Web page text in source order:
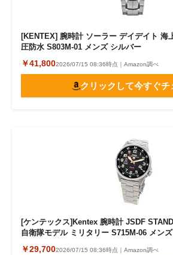
[KENTEX] 腕時計 ソーラー デイデイト 海
圧防水 S803M-01 メンズ シルバー
￥41,8002026/07/15 08:36時点｜Amazon調べ
クリックして今すぐチ
[ケンテックス]Kentex 腕時計 JSDF
自衛隊モデル ミリタリー S715M-06 メンズ
￥29,7002026/07/15 08:36時点｜Amazon調べ